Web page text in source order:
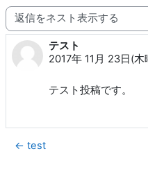
表示モード
テスト
2017年 11月 23日(木
返信数: 0
テスト投稿です。
← test